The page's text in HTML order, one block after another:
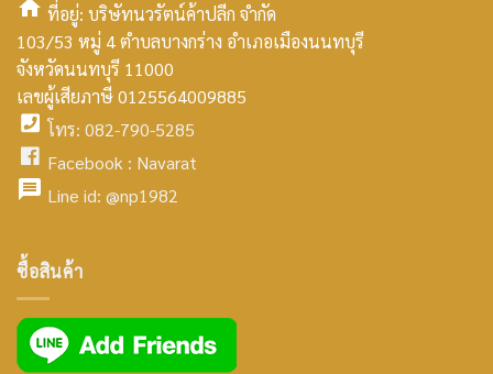
smt2
home
icon
ที่อยู่: บริษัทนวรัตน์ค้าปลีก จำกัด
103/53 หมู่ 4 ตำบลบางกร่าง อำเภอเมืองนนทบุรี
จังหวัดนนทบุรี 11000
เลขผู้เสียภาษี 0125564009885
facebook
icon
โทร: 082-790-5285
facebook
Facebook : Navarat
icon
Line id: @np1982
ซื้อสินค้า